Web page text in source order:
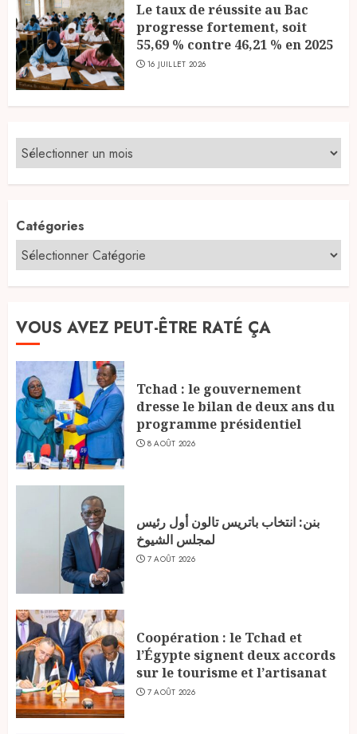
Le taux de réussite au Bac
progresse fortement, soit
55,69 % contre 46,21 % en 2025
16 JUILLET 2026
Catégories
VOUS AVEZ PEUT-ÊTRE RATÉ ÇA
Tchad : le gouvernement
dresse le bilan de deux ans du
programme présidentiel
8 AOÛT 2026
بنن: انتخاب باتريس تالون أول رئيس
لمجلس الشيوخ
7 AOÛT 2026
Coopération : le Tchad et
l’Égypte signent deux accords
sur le tourisme et l’artisanat
7 AOÛT 2026